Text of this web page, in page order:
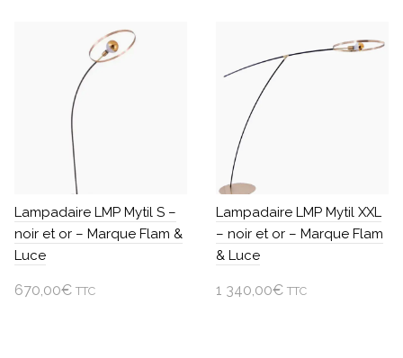
Lampadaire LMP Mytil S –
noir et or – Marque Flam &
Luce
670,00€ TTC
Lampadaire LMP Mytil XXL
– noir et or – Marque Flam
& Luce
1 340,00€ TTC